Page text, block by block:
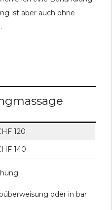
ist aber auch ohne
120
140
oder in bar